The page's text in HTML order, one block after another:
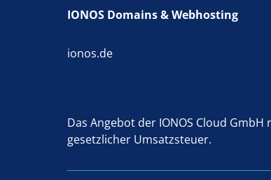
IONOS Domains & Webhosting
ionos.de
Das Angebot der IONOS Cloud
gesetzlicher Umsatzsteuer.